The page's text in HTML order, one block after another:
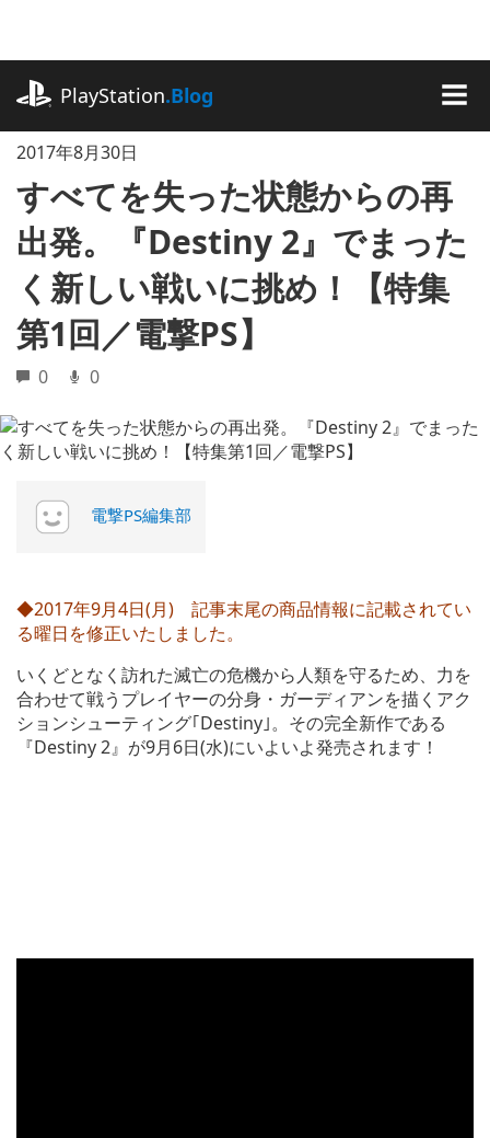
に
キ
ッ
プ
PlayStation.Blog
2017年8月30日
すべてを失った状態からの再
出発。『Destiny 2』でまった
く新しい戦いに挑め！【特集
第1回／電撃PS】
0 0
電撃PS編集部
◆2017年9月4日(月) 記事末尾の商品情報に記載されてい
る曜日を修正いたしました。
いくどとなく訪れた滅亡の危機から人類を守るため、力を
合わせて戦うプレイヤーの分身・ガーディアンを描くアク
ションシューティング｢Destiny｣。その完全新作である
『Destiny 2』が9月6日(水)にいよいよ発売されます！